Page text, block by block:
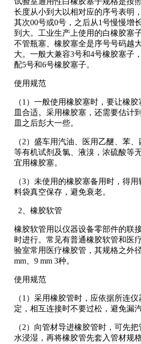
长度从小到大以相对应的序号表明
其次00号或0号，之后从1号慢慢增
到大。工业生产上使用的白橡胶塞
不管瓶塞、橡胶塞全是序号号码越
大。一般大兼容3号和4号橡胶塞子
配5号和6号橡胶塞子。
使用规范
（1）一般使用橡胶塞时，要让橡
皿合适。采用橡胶塞，还需要估计
皿之后彭大一些。
（2）盛车用汽油、医用乙醚、苯
等有机试剂及氯、液溴，浓硫酸等
宜用橡胶塞。
（3）未使用的橡胶塞备用时，得
料袋真空保存，避免衰老。
2、橡胶软管
橡胶软管用以仪器设备零部件的联
时进行。常见有普通橡胶软管和医
验室常用医疗橡胶管，其规格之外
mm、9 mm 3种。
使用规范
（1）采用橡胶管时，应依据所连
定，相互连接时不要过松，避免漏
（2）向管材导进橡胶管时，可先
水浸湿，再将橡胶管先套入管材规